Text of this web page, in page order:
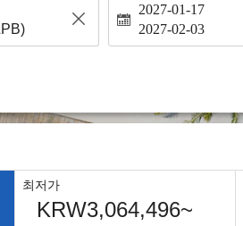
2027-01-17
2027-02-03
최저가
KRW3,064,496~